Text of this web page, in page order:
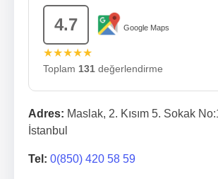
4.7 Google Maps
★★★★★
Toplam 131 değerlendirme
Adres: Maslak, 2. Kısım 5. Sokak
İstanbul
Tel: 0(850) 420 58 59